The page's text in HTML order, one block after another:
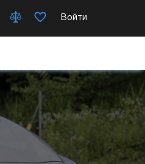
Войти